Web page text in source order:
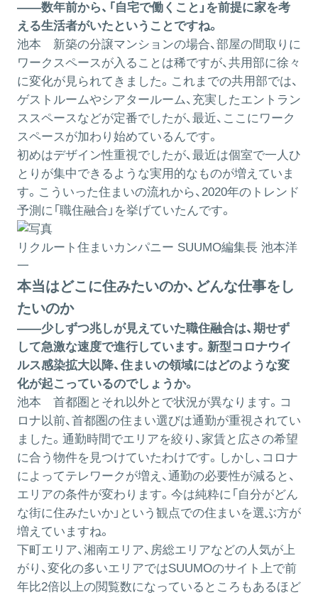
――数年前から、「自宅で働くこと」を前提に家を考
える生活者がいたということですね。
池本 新築の分譲マンションの場合、部屋の間取りに
ワークスペースが入ることは稀ですが、共用部に徐々
に変化が見られてきました。これまでの共用部では、
ゲストルームやシアタールーム、充実したエントラン
ススペースなどが定番でしたが、最近、ここにワーク
スペースが加わり始めているんです。
初めはデザイン性重視でしたが、最近は個室で一人ひ
とりが集中できるような実用的なものが増えていま
す。こういった住まいの流れから、2020年のトレンド
予測に「職住融合」を挙げていたんです。
リクルート住まいカンパニー SUUMO編集長 池本洋
一
本当はどこに住みたいのか、どんな仕事をし
たいのか
――少しずつ兆しが見えていた職住融合は、期せず
して急激な速度で進行しています。新型コロナウイ
ルス感染拡大以降、住まいの領域にはどのような変
化が起こっているのでしょうか。
池本 首都圏とそれ以外とで状況が異なります。コ
ロナ以前、首都圏の住まい選びは通勤が重視されてい
ました。通勤時間でエリアを絞り、家賃と広さの希望
に合う物件を見つけていたわけです。しかし、コロナ
によってテレワークが増え、通勤の必要性が減ると、
エリアの条件が変わります。今は純粋に「自分がどん
な街に住みたいか」という観点での住まいを選ぶ方が
増えていますね。
下町エリア、湘南エリア、房総エリアなどの人気が上
がり、変化の多いエリアではSUUMOのサイト上で前
年比2倍以上の閲覧数になっているところもあるほど